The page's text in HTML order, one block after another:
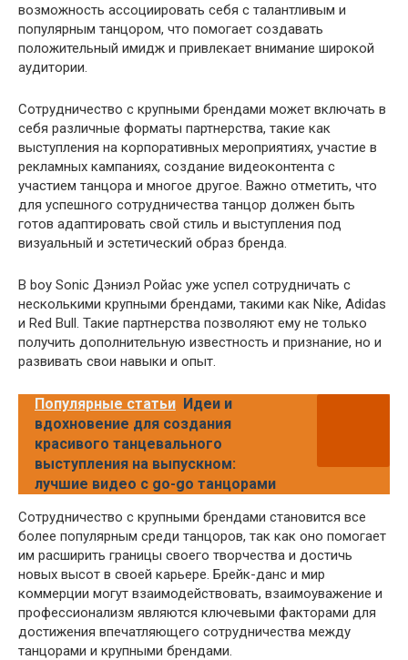
возможность ассоциировать себя с талантливым и
популярным танцором, что помогает создавать
положительный имидж и привлекает внимание широкой
аудитории.
Сотрудничество с крупными брендами может включать в
себя различные форматы партнерства, такие как
выступления на корпоративных мероприятиях, участие в
рекламных кампаниях, создание видеоконтента с
участием танцора и многое другое. Важно отметить, что
для успешного сотрудничества танцор должен быть
готов адаптировать свой стиль и выступления под
визуальный и эстетический образ бренда.
B boy Sonic Дэниэл Ройас уже успел сотрудничать с
несколькими крупными брендами, такими как Nike, Adidas
и Red Bull. Такие партнерства позволяют ему не только
получить дополнительную известность и признание, но и
развивать свои навыки и опыт.
Популярные статьи Идеи и
вдохновение для создания
красивого танцевального
выступления на выпускном:
лучшие видео с go-go танцорами
Сотрудничество с крупными брендами становится все
более популярным среди танцоров, так как оно помогает
им расширить границы своего творчества и достичь
новых высот в своей карьере. Брейк-данс и мир
коммерции могут взаимодействовать, взаимоуважение и
профессионализм являются ключевыми факторами для
достижения впечатляющего сотрудничества между
танцорами и крупными брендами.